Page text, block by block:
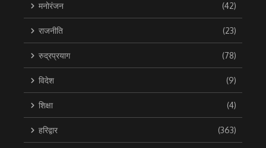
मनोरंजन (42)
राजनीति (23)
रुद्रप्रयाग (78)
विदेश (9)
शिक्षा (4)
हरिद्वार (363)